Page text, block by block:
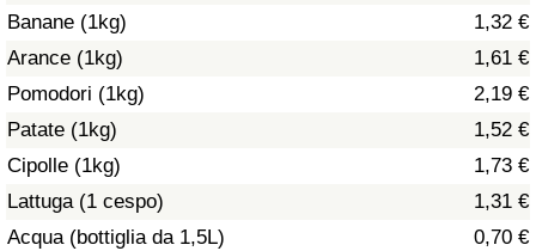
Banane (1kg)
1,32 €
Arance (1kg)
1,61 €
Pomodori (1kg)
2,19 €
Patate (1kg)
1,52 €
Cipolle (1kg)
1,73 €
Lattuga (1 cespo)
1,31 €
Acqua (bottiglia da 1,5L)
0,70 €
Indice dell’Inquinamento (Corrente)
Indice di inquinamento
Indice dell’Inquinamento per Nazione
Traffico